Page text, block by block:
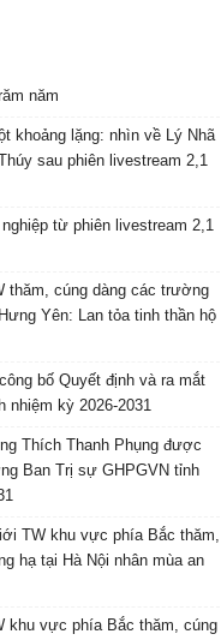
năm
khoảng lặng: nhìn về Lý Nhã
sau phiên livestream 2,1
từ phiên livestream 2,1
thăm, cúng dàng các trường
Yên: Lan tỏa tinh thần hộ
bố Quyết định và ra mắt
nhiệm kỳ 2026-2031
Thích Thanh Phụng được
Ban Trị sự GHPGVN tỉnh
TW khu vực phía Bắc thăm,
hạ tại Hà Nội nhân mùa an
khu vực phía Bắc thăm, cúng